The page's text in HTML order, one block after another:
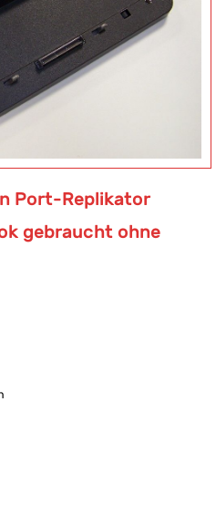
Port-Replikator
gebraucht ohne